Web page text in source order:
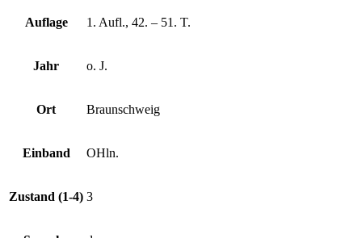
Auflage 1. Aufl., 42. – 51. T.
Jahr o. J.
Ort Braunschweig
Einband OHln.
Zustand (1-4) 3